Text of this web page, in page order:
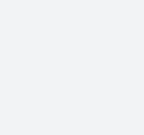
现PWR灯和